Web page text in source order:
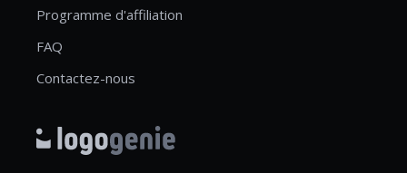
Programme d'affiliation
FAQ
Contactez-nous